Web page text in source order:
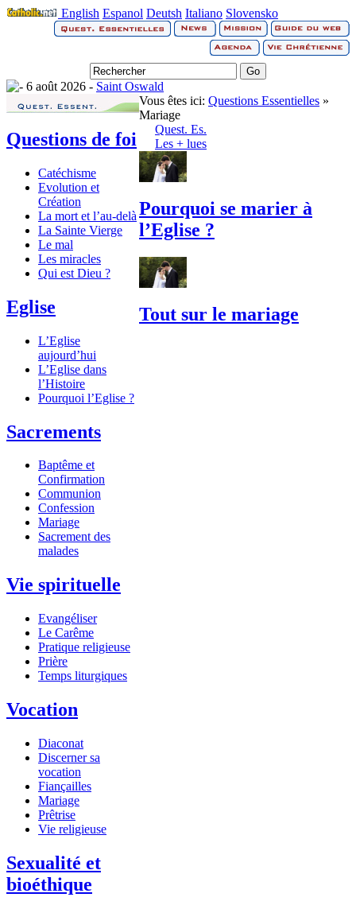
English Espanol Deutsh Italiano Slovensko
6 août 2026 - Saint Oswald
Questions de foi
Catéchisme
Evolution et
Création
La mort et l’au-delà
La Sainte Vierge
Le mal
Les miracles
Qui est Dieu ?
Eglise
L’Eglise
aujourd’hui
L’Eglise dans
l’Histoire
Pourquoi l’Eglise ?
Sacrements
Baptême et
Confirmation
Communion
Confession
Mariage
Sacrement des
malades
Vie spirituelle
Evangéliser
Le Carême
Pratique religieuse
Prière
Temps liturgiques
Vocation
Diaconat
Discerner sa
vocation
Fiançailles
Mariage
Prêtrise
Vie religieuse
Sexualité et
bioéthique
Vous êtes ici: Questions Essentielles »
Mariage
Quest. Es.
Les + lues
Pourquoi se marier à
l’Eglise ?
Tout sur le mariage